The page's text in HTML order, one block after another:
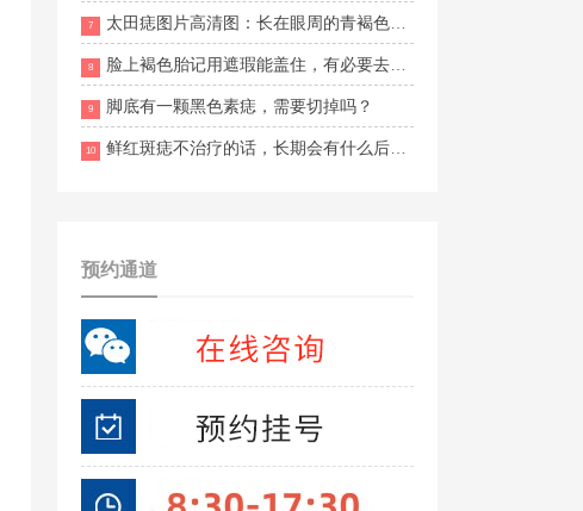
7 太田痣图片高清图：长在眼周的青褐色斑是什么？
8 脸上褐色胎记用遮瑕能盖住，有必要去治疗吗？
9 脚底有一颗黑色素痣，需要切掉吗？
10 鲜红斑痣不治疗的话，长期会有什么后果？
预约通道